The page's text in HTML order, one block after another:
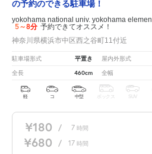
の予約のできる駐車場！
yokohama national univ. yokohama
5～8分 予約できてオススメ！
神奈川県横浜市中区西之谷町11付近
駐車場形式 平置き 屋内外形式
全長 460cm 全幅
軽 コ 中型 ボックス SUV
¥180 / 7 時間
¥680 / 17 時間